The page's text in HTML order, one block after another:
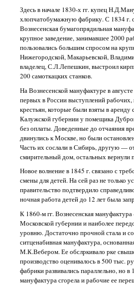
Здесь в начале 1830-х гг. купец
хлопчатобумажную фабрику. С 1834 г.
Вознесенская бумагопрядильная
крупное заведение, занимавшее 2000
пользовались большим спросом на
Нижегородской, Макарьевской,
владелец, С.Л.Лепешкин, выстроил
200 самоткацких станков.
На Вознесенской мануфактуре в
первых в России выступлений рабочих,
крестьян, которые были взяты в аренду
Калужской губернии у помещика
без оплаты. Доведенные до отчаяния
двинулись к Москве, но были
Часть их сослали в Сибирь, другую —
смирительный дом, остальных вернули
Новое волнение в 1845 г. связано с
смены для детей. На сей раз не только
правительство подтвердило
ночная работа детей до 12 лет была
К 1860-м гг. Вознесенская
Московской губернии и наиболее
уровню. Достаточно прочной стала и
ситценабивная мануфактура,
М.К.Вебером. Ее обслркивало рке
производство оценивалось в 500 тыс.
фабрики развивались параллельно, но в
мануфактура сгорела и рабочие ее